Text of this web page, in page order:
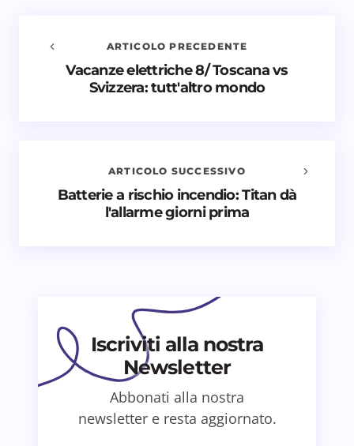
Salva il mio nome e email in questo browser
per il prossimo commento.
Avvisami quando vengono aggiunti nuovi
commenti
ARTICOLO PRECEDENTE
Vacanze elettriche 8/ Toscana vs
Svizzera: tutt'altro mondo
ARTICOLO SUCCESSIVO
Batterie a rischio incendio: Titan dà
l'allarme giorni prima
Iscriviti alla nostra
Newsletter
Abbonati alla nostra
newsletter e resta aggiornato.